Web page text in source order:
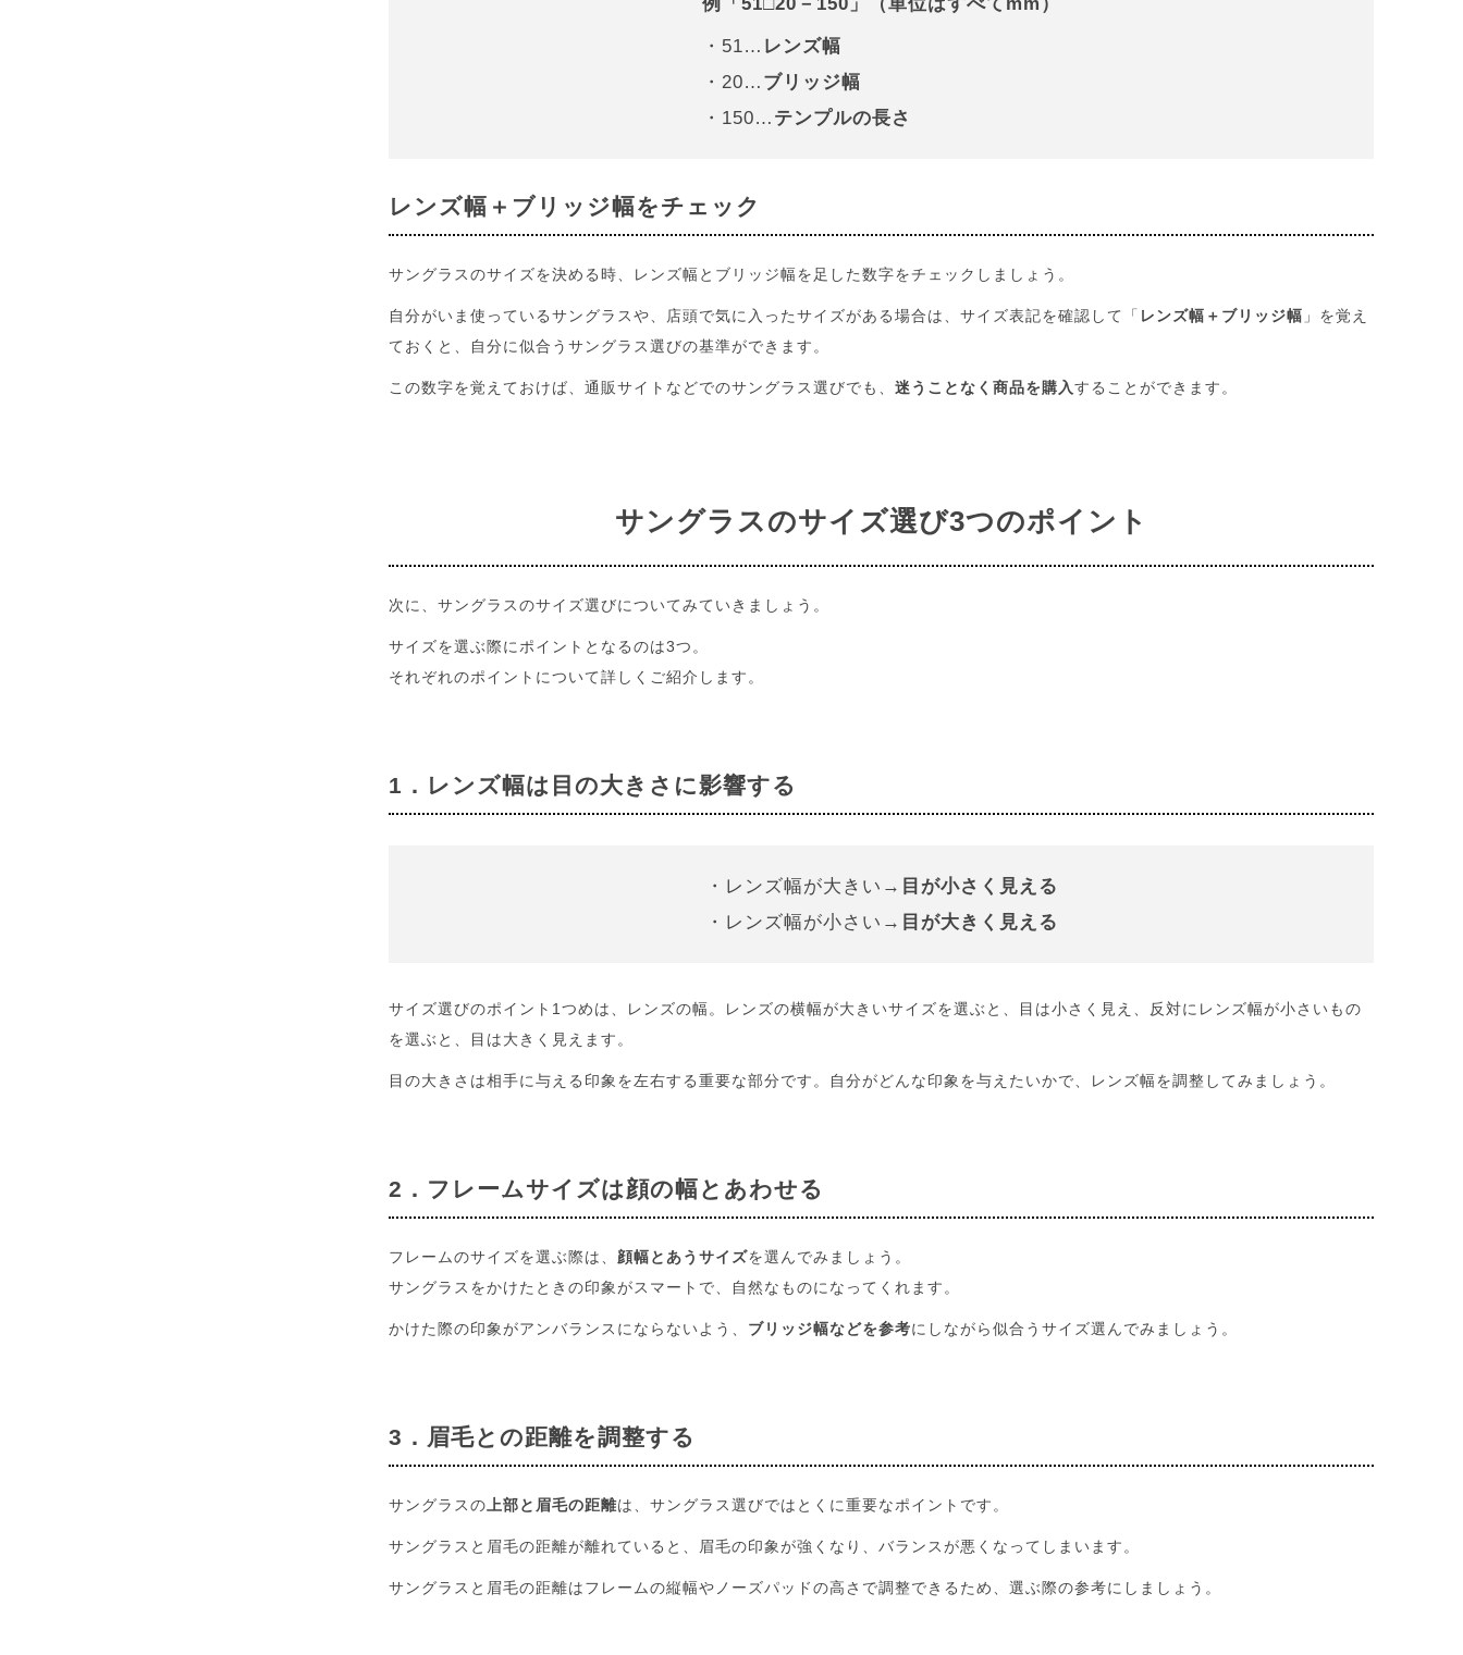
・51… レンズ幅
・20… ブリッジ幅
・150… テンプルの長さ
レンズ幅＋ブリッジ幅をチェック
サングラスのサイズを決める時、レンズ幅とブリッジ幅を足した数字をチェックしましょう。
自分がいま使っているサングラスや、店頭で気に入ったサイズがある場合は、サイズ表記を確認して「 レンズ幅＋ブリッジ幅 」を覚え
ておくと、自分に似合うサングラス選びの基準ができます。
この数字を覚えておけば、通販サイトなどでのサングラス選びでも、 迷うことなく商品を購入することができます。
サングラスのサイズ選び3つのポイント
次に、サングラスのサイズ選びについてみていきましょう。
サイズを選ぶ際にポイントとなるのは3つ。
それぞれのポイントについて詳しくご紹介します。
1．レンズ幅は目の大きさに影響する
・レンズ幅が大きい→ 目が小さく見える
・レンズ幅が小さい→ 目が大きく見える
サイズ選びのポイント1つめは、レンズの幅。レンズの横幅が大きいサイズを選ぶと、目は小さく見え、反対にレンズ幅が小さいもの
を選ぶと、目は大きく見えます。
目の大きさは相手に与える印象を左右する重要な部分です。自分がどんな印象を与えたいかで、レンズ幅を調整してみましょう。
2．フレームサイズは顔の幅とあわせる
フレームのサイズを選ぶ際は、 顔幅とあうサイズを選んでみましょう。
サングラスをかけたときの印象がスマートで、自然なものになってくれます。
かけた際の印象がアンバランスにならないよう、 ブリッジ幅などを参考にしながら似合うサイズ選んでみましょう。
3．眉毛との距離を調整する
サングラスの 上部と眉毛の距離は、サングラス選びではとくに重要なポイントです。
サングラスと眉毛の距離が離れていると、眉毛の印象が強くなり、バランスが悪くなってしまいます。
サングラスと眉毛の距離はフレームの縦幅やノーズパッドの高さで調整できるため、選ぶ際の参考にしましょう。